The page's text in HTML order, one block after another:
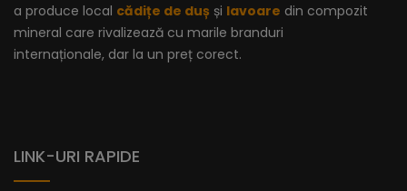
a produce local cădițe de duș și lavoare din compozit
mineral care rivalizează cu marile branduri
internaționale, dar la un preț corect.
LINK-URI RAPIDE